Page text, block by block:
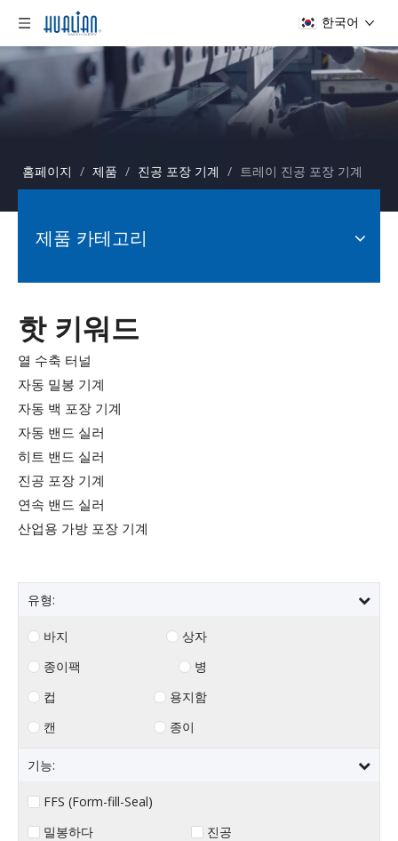
한국어
홈페이지 / 제품 / 진공 포장 기계 / 트레이 진공 포장 기계
제품 카테고리
핫 키워드
열 수축 터널
자동 밀봉 기계
자동 백 포장 기계
자동 밴드 실러
히트 밴드 실러
진공 포장 기계
연속 밴드 실러
산업용 가방 포장 기계
유형:
바지
상자
종이팩
병
컵
용지함
캔
종이
기능:
FFS (Form-fill-Seal)
밀봉하다
진공